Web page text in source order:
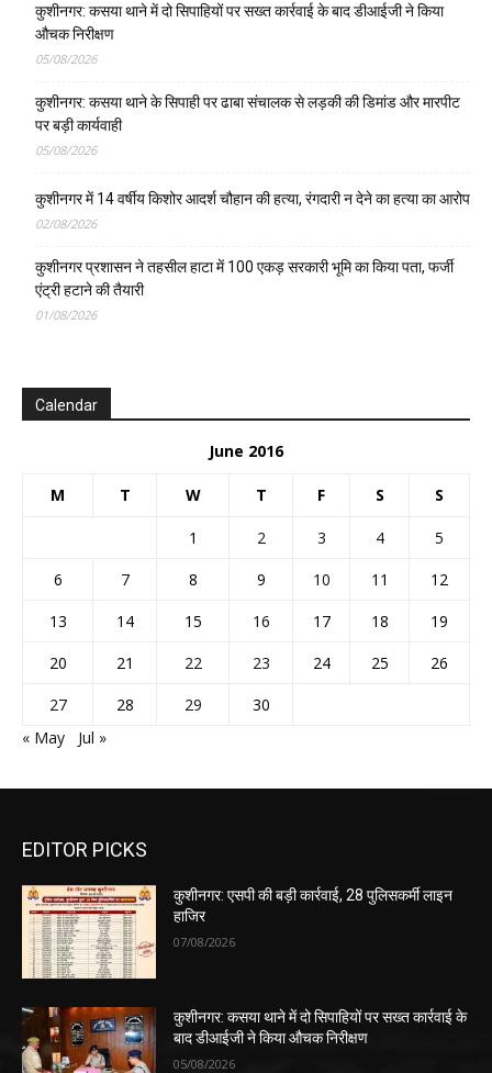
कुशीनगर: कसया थाने में दो सिपाहियों पर सख्त कार्रवाई के बाद डीआईजी ने किया
औचक निरीक्षण
05/08/2026
कुशीनगर: कसया थाने के सिपाही पर ढाबा संचालक से लड़की की डिमांड और मारपीट
पर बड़ी कार्यवाही
05/08/2026
कुशीनगर में 14 वर्षीय किशोर आदर्श चौहान की हत्या, रंगदारी न देने का हत्या का आरोप
02/08/2026
कुशीनगर प्रशासन ने तहसील हाटा में 100 एकड़ सरकारी भूमि का किया पता, फर्जी
एंट्री हटाने की तैयारी
01/08/2026
Calendar
June 2016
M T W T F S S
1 2 3 4
5
6
7 8 9 10 11
12
13
14 15 16 17 18
19
20
21 22 23 24 25
26
27
28 29
30
« May
Jul »
EDITOR PICKS
कुशीनगर: एसपी की बड़ी कार्रवाई, 28 पुलिसकर्मी लाइन
हाजिर
07/08/2026
कुशीनगर: कसया थाने में दो सिपाहियों पर सख्त कार्रवाई के
बाद डीआईजी ने किया औचक निरीक्षण
05/08/2026